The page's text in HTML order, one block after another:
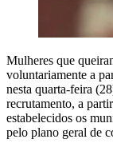
Mulheres que
voluntariamente a
nesta quarta-feira
recrutamento, a
estabelecidos os
pelo plano geral de